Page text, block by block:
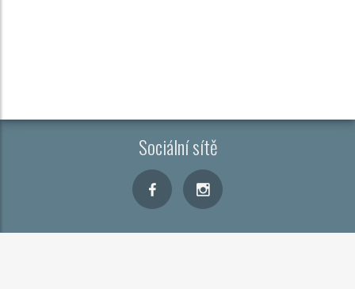
Sociální sítě